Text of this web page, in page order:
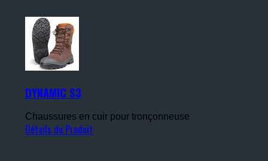
DYNAMIC S3
Chaussures en cuir pour tronçonneuse
Détails du Produit